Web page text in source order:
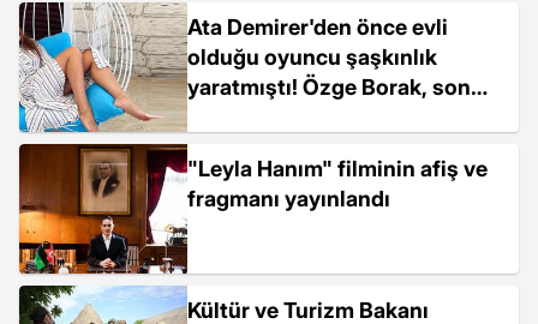
Ata Demirer'den önce evli
olduğu oyuncu şaşkınlık
yaratmıştı! Özge Borak, son
"Leyla Hanım" filminin afiş ve
fragmanı yayınlandı
Kültür ve Turizm Bakanı